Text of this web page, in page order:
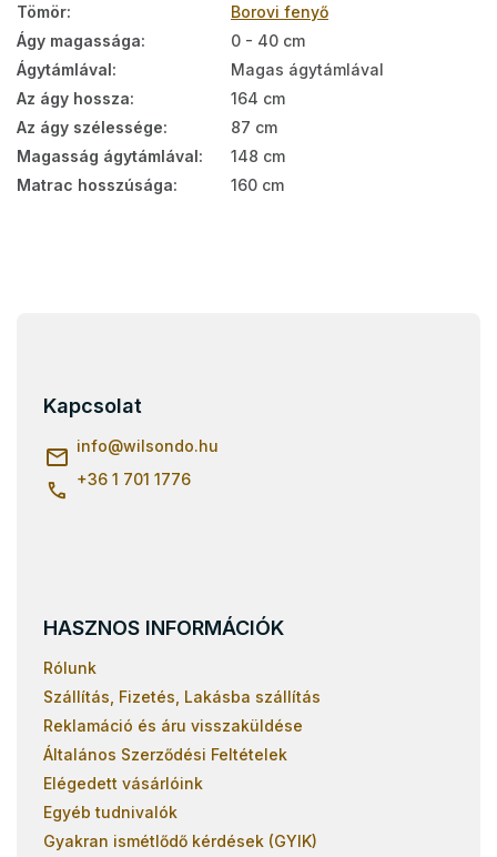
Tömör:
Borovi fenyő
Ágy magassága:
0 - 40 cm
Ágytámlával:
Magas ágytámlával
Az ágy hossza:
164 cm
Az ágy szélessége:
87 cm
Magasság ágytámlával:
148 cm
Matrac hosszúsága: 160 cm
Kapcsolat
info@wilsondo.hu
+36 1 701 1776
HASZNOS INFORMÁCIÓK
Rólunk
Szállítás, Fizetés, Lakásba szállítás
Reklamáció és áru visszaküldése
Általános Szerződési Feltételek
Elégedett vásárlóink
Egyéb tudnivalók
Gyakran ismétlődő kérdések (GYIK)